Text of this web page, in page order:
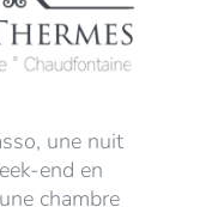
une nuit
end en
chambre